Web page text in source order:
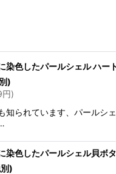
染色したパールシェル ハ
)
円)
知られています、パールシ
染色したパールシェル貝ボ
)